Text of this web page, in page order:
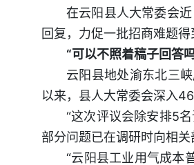
在云阳县人大常委会
回复，力促一批招商难题得
“可以不照着稿子回答
云阳县地处渝东北三
以来，县人大常委会深入
“这次评议会除安排5
部分问题已在调研时向相关
“云阳县工业用气成本